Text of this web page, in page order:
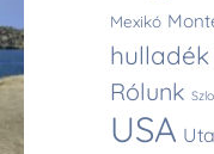
Mexikó
hulladék
Rólunk
USA